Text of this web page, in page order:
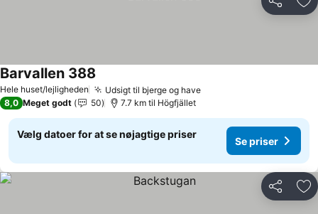
Del
Hele huset/lejligheden Udsigt til bjerge og have
Barvallen 388
8,0 Meget godt 50 7.7 km til Högfjället
Vælg datoer for at se nøjagtige priser
Se priser
Del